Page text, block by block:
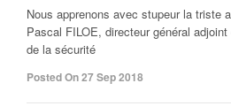
Nous apprenons avec stupeur la triste
Pascal FILOE, directeur général
de la sécurité
Posted On 27 Sep 2018